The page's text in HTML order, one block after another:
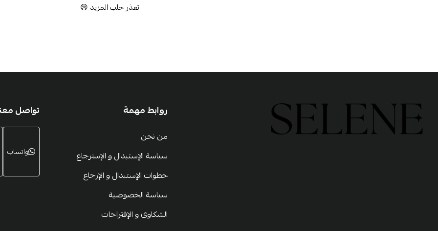
تعذر جلب المزيد 😢
روابط مهمة
من نحن
سياسة الإستبدال و الإسترجاع
خطوات الإستبدال و الإرجاع
سياسة الخصوصية
الشكاوى و الإقتراحات
تواصل
واتساب